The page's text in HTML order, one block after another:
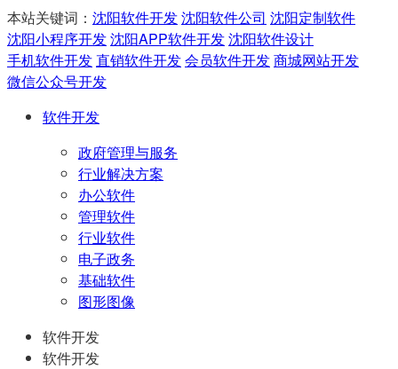
本站关键词： 沈阳软件开发沈阳软件公司 沈阳定制软件
沈阳小程序开发沈阳APP软件开发沈阳软件设计
手机软件开发直销软件开发会员软件开发商城网站开发
微信公众号开发
软件开发
政府管理与服务
行业解决方案
办公软件
管理软件
行业软件
电子政务
基础软件
图形图像
软件开发
软件开发